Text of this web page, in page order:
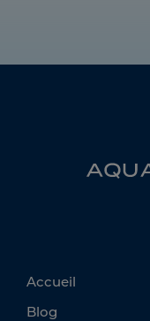
Accueil
Blog